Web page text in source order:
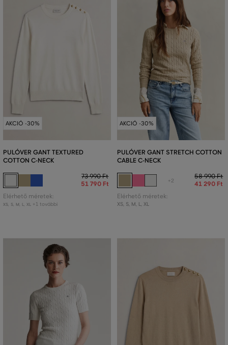
AKCIÓ -30%
PULÓVER GANT TEXTURED
COTTON C-NECK
73 990 Ft
51 790 Ft
Elérhető méretek:
XS, S, M L XL +1 további
AKCIÓ -30%
PULÓVER GANT STRETCH COTTON
CABLE C-NECK
+2
58 990 Ft
41 290 Ft
Elérhető méretek:
XS, S, M, L, XL